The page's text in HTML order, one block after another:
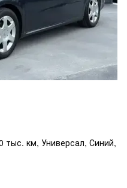
тыс. км, Универсал, Синий,